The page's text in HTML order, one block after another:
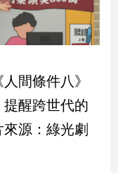
間條件八》
醒跨世代的
源：綠光劇